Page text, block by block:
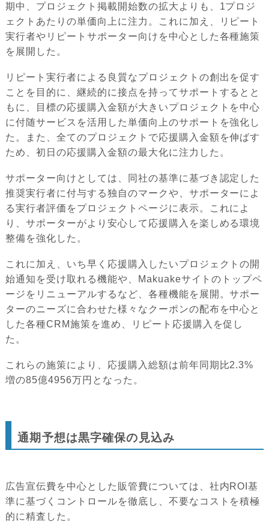
期中、プロジェクト掲載開始数の拡大よりも、1プロジ
ェクトあたりの単価向上に注力。これに加え、リピート
実行者やリピートサポーター向けを中心とした各種施策
を展開した。
リピート実行者による良質なプロジェクトの創出を促す
ことを目的に、継続的に接点を持ってサポートするとと
もに、目標の応援購入金額が大きいプロジェクトを中心
に付随サービスを活用した単価向上のサポートを強化し
た。また、全てのプロジェクトで応援購入金額を伸ばす
ため、初日の応援購入金額の最大化に注力した。
サポーター向けとしては、同社の基準に基づき認定した
推奨実行者に付与する独自のマークや、サポーターによ
る実行者評価をプロジェクトページに表示。これによ
り、サポーターがより安心して応援購入を楽しめる環境
整備を強化した。
これに加え、いち早く応援購入したいプロジェクトの開
始通知を受け取れる機能や、Makuakeサイトのトップペ
ージをリニューアルするなど、各種機能を展開。サポー
ターのニーズに合わせた様々なクーポンの配布を中心と
した各種CRM施策を進め、リピート応援購入を促し
た。
これらの施策により、応援購入総額は前年同期比2.3%
増の85億4956万円となった。
通期予想は黒字確保の見込み
広告宣伝費を中心とした販管費については、社内ROI基
準に基づくコントロールを徹底し、不要なコストを積極
的に精査した。